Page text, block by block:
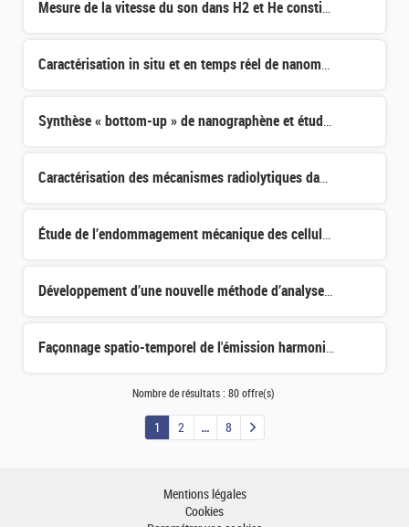
Mesure de la vitesse du son dans H2 et He constitutifs des intérieurs des géantes gazeuses
Caractérisation in situ et en temps réel de nanomatériaux par spectroscopie de plasma
Synthèse « bottom-up » de nanographène et étude de leurs propriétés optiques et électroniques
Caractérisation des mécanismes radiolytiques dans les systèmes eau tritiée–zéolithe en conditions d’entr
Étude de l’endommagement mécanique des cellules à oxyde solide: impact des modes de fonctionnement et de
Développement d’une nouvelle méthode d’analyse de la gamme de fabrication de tubes de gainage pour des r
Façonnage spatio-temporel de l'émission harmonique d'ordre élevé dans les cristaux nanostructurés
Nombre de résultats : 80 offre(s)
1 2 8
Mentions légales
Cookies